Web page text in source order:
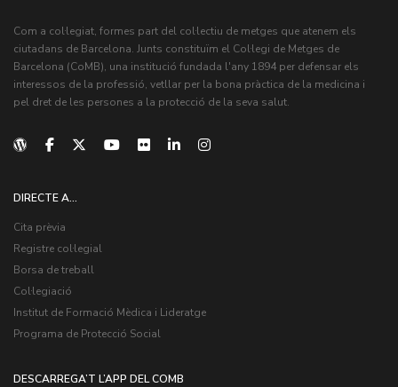
Com a col·legiat, formes part del col·lectiu de metges que atenem els
ciutadans de Barcelona. Junts constituïm el Col·legi de Metges de
Barcelona (CoMB), una institució fundada l'any 1894 per defensar els
interessos de la professió, vetllar per la bona pràctica de la medicina i
pel dret de les persones a la protecció de la seva salut.
DIRECTE A...
Cita prèvia
Registre col·legial
Borsa de treball
Col·legiació
Institut de Formació Mèdica i Lideratge
Programa de Protecció Social
DESCARREGA’T L’APP DEL COMB